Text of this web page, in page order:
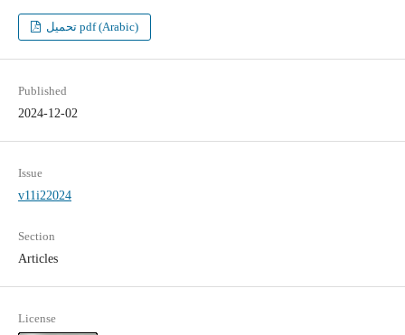
تحميل pdf (Arabic)
Published
2024-12-02
Issue
v11i22024
Section
Articles
License